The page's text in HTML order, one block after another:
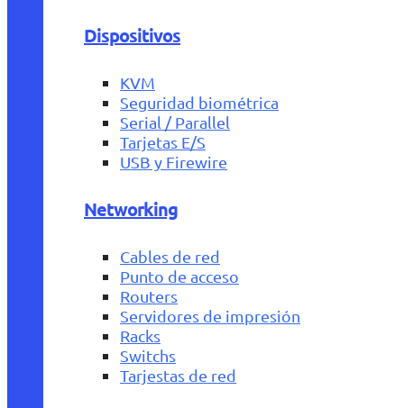
Dispositivos
KVM
Seguridad biométrica
Serial / Parallel
Tarjetas E/S
USB y Firewire
Networking
Cables de red
Punto de acceso
Routers
Servidores de impresión
Racks
Switchs
Tarjestas de red